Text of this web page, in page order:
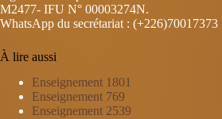
M2477- IFU N° 00003274N.
WhatsApp du secrétariat : (+226)70017373
À lire aussi
Enseignement 1801
Enseignement 769
Enseignement 2539